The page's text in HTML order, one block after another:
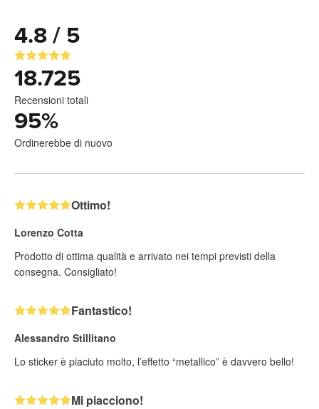
4.8 / 5
18.725
Recensioni totali
95%
Ordinerebbe di nuovo
Ottimo!
Lorenzo Cotta
Prodotto di ottima qualità e arrivato nei tempi previsti della
consegna. Consigliato!
Fantastico!
Alessandro Stillitano
Lo sticker è piaciuto molto, l’effetto “metallico” è davvero bello!
Mi piacciono!